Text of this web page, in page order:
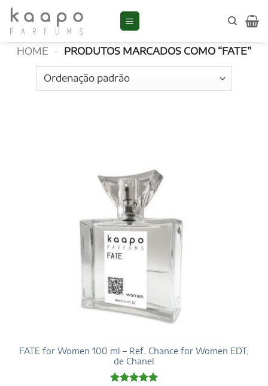
Skip
content
FATE
HOME - PRODUTOS MARCADOS COMO “FATE”
FATE for Women 100 ml – Ref. Chance for Women EDT,
de Chanel